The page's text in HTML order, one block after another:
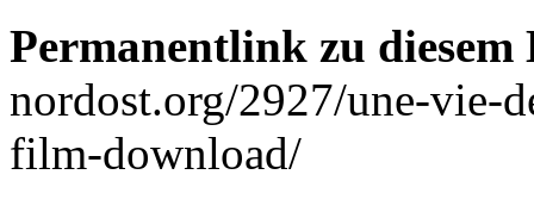
Permanentlink zu
nordost.org/2927/une-vie-
film-download/